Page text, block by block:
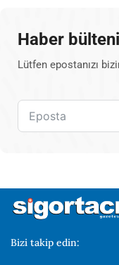
Haber
Lütfen epostanızı
Bizi takip edin: